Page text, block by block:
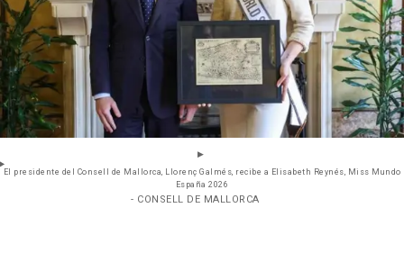
El presidente del Consell de Mallorca, Llorenç Galmés, recibe a Elisabeth Reynés, Miss Mundo
España 2026
- CONSELL DE MALLORCA